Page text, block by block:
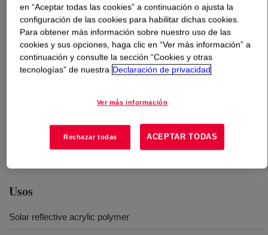
particular morphology design facilitates the formulation of
exterior coatings with very good Total Solar Reflectance
(TSR) and Near Infra-red Reflectance (NIR) which assist
energy savings. Manufactured with a proprietary UV
surface cross-linking technology which offers excellent
long term dirt pick-up resistance (dpur). Facilitates the
formation with low coalescent demand (3~5% based on
binder demand). Facilitates the formulation of exterior
coatings with excellent alkali resistance, water
resistance, outdoor durability and gloss retention.
Usos
Solar reflective acrylic polymer
en “Aceptar todas las cookies” a continuación o ajusta la
configuración de las cookies para habilitar dichas cookies.
Para obtener más información sobre nuestro uso de las
cookies y sus opciones, haga clic en “Ver más información” a
continuación y consulte la sección “Cookies y otras
tecnologías” de nuestra Declaración de privacidad
Ver más información
Rechazar todas ACEPTAR TODAS